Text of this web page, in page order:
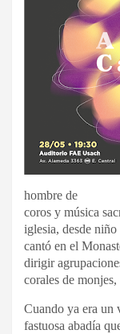
hombre de
coros y música
iglesia, desde niño
cantó en el
dirigir
corales de monjes,
Cuando ya era un
fastuosa abadía